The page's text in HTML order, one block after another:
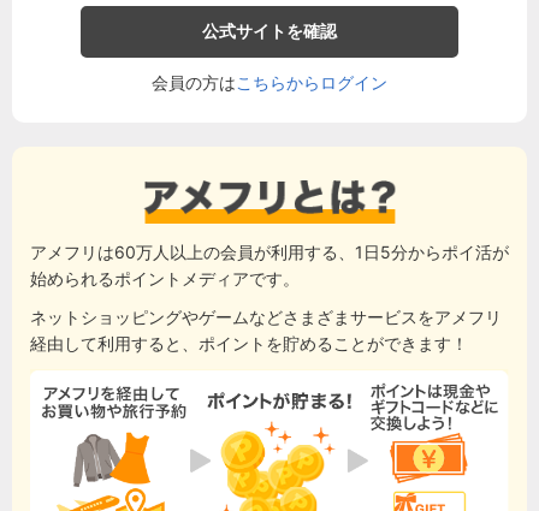
公式サイトを確認
会員の方はこちらからログイン
アメフリは60万人以上の会員が利用する、1日5分からポイ活が
始められるポイントメディアです。
ネットショッピングやゲームなどさまざまサービスをアメフリ
経由して利用すると、ポイントを貯めることができます！